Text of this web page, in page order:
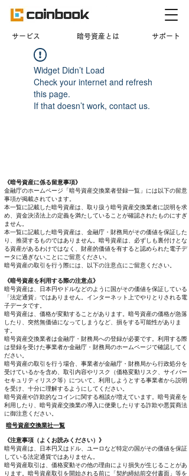
​サービス 暗号資産とは サポート
Widget Didn’t Load
Check your internet and refresh
this page.
If that doesn’t work, contact us.
《暗号資産に係る留意事項》
金融庁のホームページ「暗号資産交換業者登録一覧」には以下の留意
事項が掲載されています。
本一覧に記載した暗号資産は、取り扱う暗号資産交換業者に説明を求
め、資金決済法上の定義を満たしていることが確認されたものにすぎ
ません。
本一覧に記載した暗号資産は、金融庁・財務局がその価値を保証した
り、推奨するものではありません。暗号資産は、必ずしも裏付けとな
る資産があるわけではなく、財産的価値を有すると認められた電子デ
ータに過ぎないことにご留意ください。
暗号資産の取引を行う際には、以下の注意点にご留意ください。
《暗号資産を利用する際の注意点》
暗号資産は、日本円やドルなどのように国がその価値を保証している
「法定通貨」ではありません。インターネット上でやりとりされる電
子データです。
暗号資産は、価格が変動することがあります。暗号資産の価格が急落
したり、突然無価値になってしまうなど、損をする可能性がありま
す。
暗号資産交換業者は金融庁・財務局への登録が必要です。利用する際
は登録を受けた事業者か金融庁・財務局のホームページで確認してく
ださい。
暗号資産の取引を行う場合、事業者が金融庁・財務局から行政処分を
受けているかを含め、取引内容やリスク（価格変動リスク、サイバー
セキュリティリスク等）について、利用しようとする事業者から説明
を受け、十分に理解するようにしてください。
暗号資産や詐欺的なコインに関する相談が増えています。暗号資産を
利用したり、暗号資産交換業の導入に便乗したりする詐欺や悪質商法
に御注意ください。
暗号資産交換業社一覧
《注意事項（よくお読みください）》
暗号資産は、日本円又はドル、ユーロなど特定の国がその価値を保証
している法定通貨ではありません。
暗号資産取引は、価格変動その他の理由により損失が生じることがあ
ります。暗号資産取引を開始される前に「契約締結前交付書面」等を